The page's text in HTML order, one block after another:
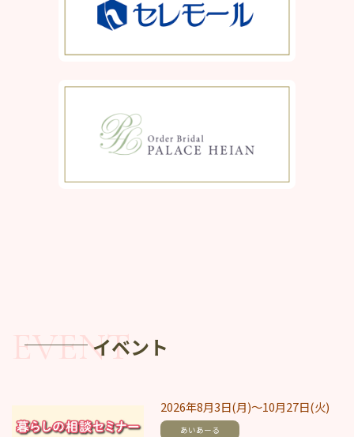
イベント
2026年8月3日(月)～10月27日(火)
あいあーる